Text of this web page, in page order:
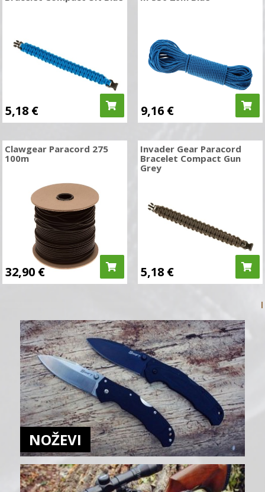
5,18 € 9,16 €
Clawgear Paracord 275
100m
32,90 €
Invader Gear Paracord
Bracelet Compact Gun
Grey
5,18 €
NOŽEVI